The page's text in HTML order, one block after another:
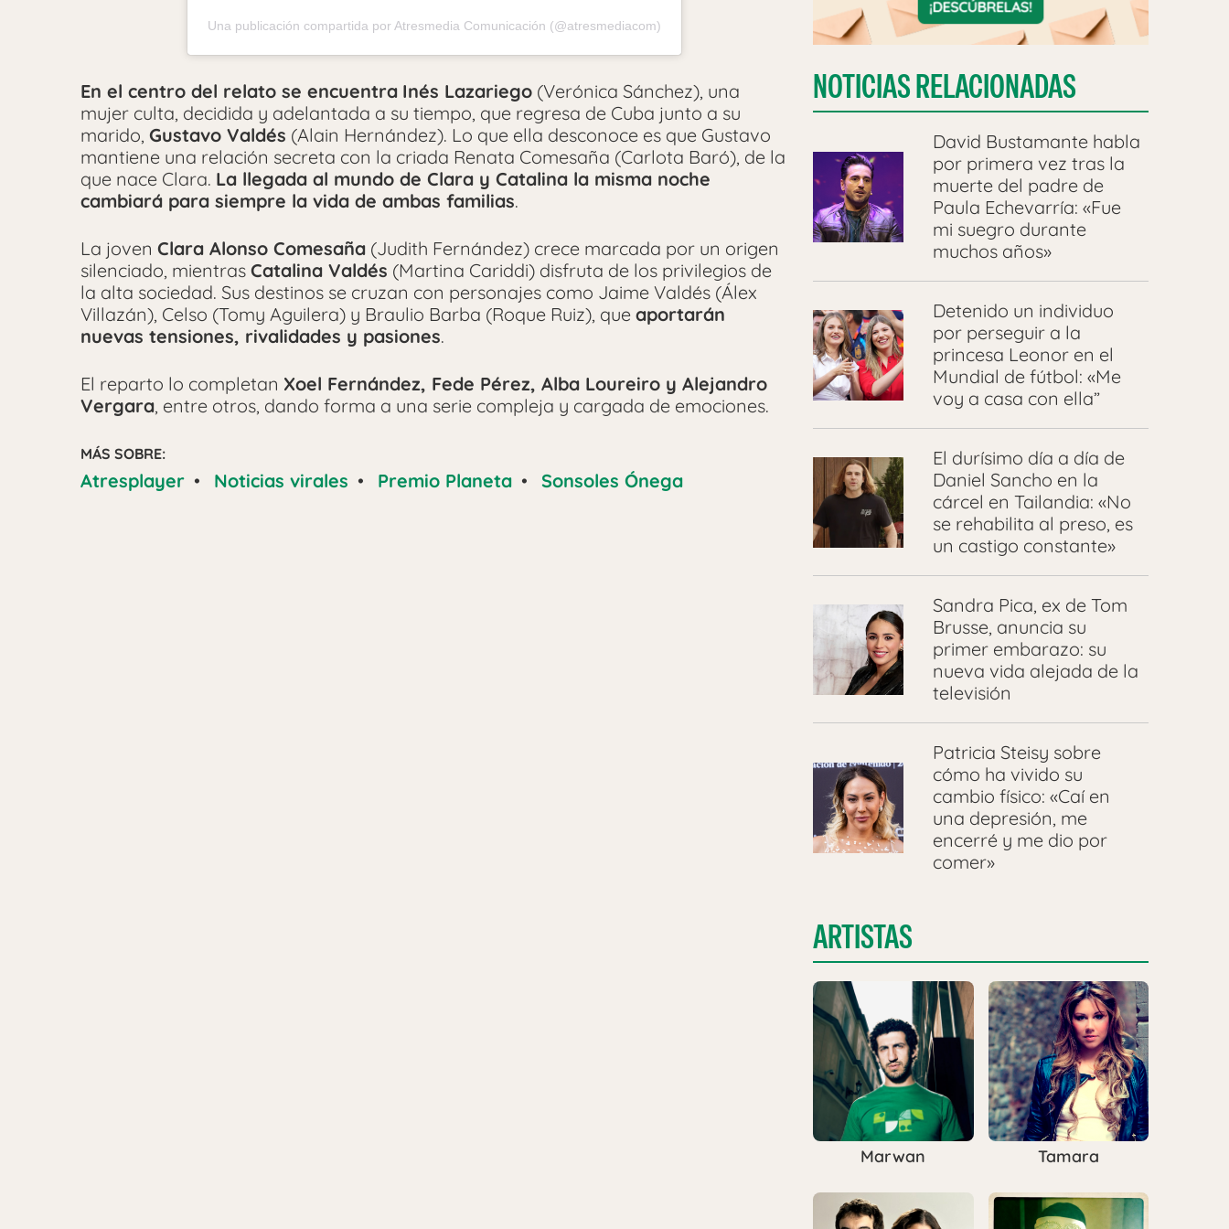
Una publicación compartida por Atresmedia Comunicación (@atresmediacom)
En el centro del relato se encuentra Inés Lazariego (Verónica Sánchez), una
mujer culta, decidida y adelantada a su tiempo, que regresa de Cuba junto a su
marido, Gustavo Valdés (Alain Hernández). Lo que ella desconoce es que Gustavo
mantiene una relación secreta con la criada Renata Comesaña (Carlota Baró), de la
que nace Clara. La llegada al mundo de Clara y Catalina la misma noche
cambiará para siempre la vida de ambas familias.
La joven Clara Alonso Comesaña (Judith Fernández) crece marcada por un origen
silenciado, mientras Catalina Valdés (Martina Cariddi) disfruta de los privilegios de
la alta sociedad. Sus destinos se cruzan con personajes como Jaime Valdés (Álex
Villazán), Celso (Tomy Aguilera) y Braulio Barba (Roque Ruiz), que aportarán
nuevas tensiones, rivalidades y pasiones.
El reparto lo completan Xoel Fernández, Fede Pérez, Alba Loureiro y Alejandro
Vergara, entre otros, dando forma a una serie compleja y cargada de emociones.
MÁS SOBRE:
Atresplayer • Noticias virales • Premio Planeta • Sonsoles Ónega
NOTICIAS RELACIONADAS
David Bustamante habla
por primera vez tras la
muerte del padre de
Paula Echevarría: «Fue
mi suegro durante
muchos años»
Detenido un individuo
por perseguir a la
princesa Leonor en el
Mundial de fútbol: «Me
voy a casa con ella”
El durísimo día a día de
Daniel Sancho en la
cárcel en Tailandia: «No
se rehabilita al preso, es
un castigo constante»
Sandra Pica, ex de Tom
Brusse, anuncia su
primer embarazo: su
nueva vida alejada de la
televisión
Patricia Steisy sobre
cómo ha vivido su
cambio físico: «Caí en
una depresión, me
encerré y me dio por
comer»
ARTISTAS
Marwan Tamara